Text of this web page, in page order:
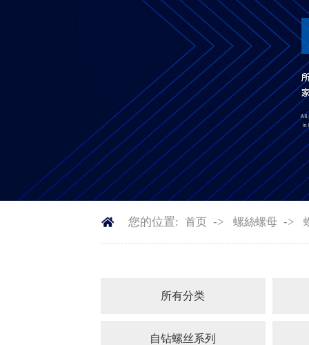
您的位置: 首页 -> 螺絲螺母 ->
所有分类
自钻螺丝系列